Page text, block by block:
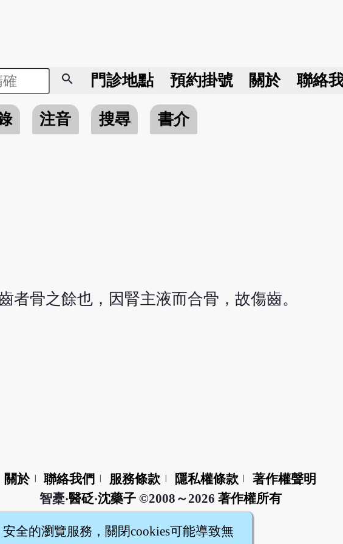
search 門診地點 預約掛號 關於 聯絡
注音 搜尋
書介
者骨之餘也，因腎主液而合骨，故傷齒。
關於 聯絡我們 服務條款 隱私權條款
著作權聲明
智橐‧醫砭‧沈藥子©2008～2026 著作權所有
全的瀏覽服務，關閉cookies可能導致無